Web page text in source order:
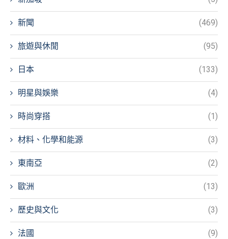
新聞 (469)
旅遊與休閒 (95)
日本 (133)
明星與娛樂 (4)
時尚穿搭 (1)
材料、化學和能源 (3)
東南亞 (2)
歐洲 (13)
歷史與文化 (3)
法國 (9)